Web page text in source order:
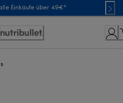
Einkäufe über 49€*
Erklärung
Zugänglichkeit